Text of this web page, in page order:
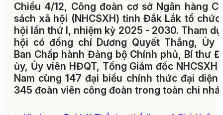
Chiều 4/12, Công đoàn cơ sở Ngân hàng
sách xã hội (NHCSXH) tỉnh Đắk Lắk tổ
hội lần thứ I, nhiệm kỳ 2025 - 2030. Tham
hội có đồng chí Dương Quyết Thắng, Ủy
Ban Chấp hành Đảng bộ Chính phủ, Bí thư
ủy, Ủy viên HĐQT, Tổng Giám đốc NHCSXH
Nam cùng 147 đại biểu chính thức đại diện
345 đoàn viên công đoàn trong toàn chi